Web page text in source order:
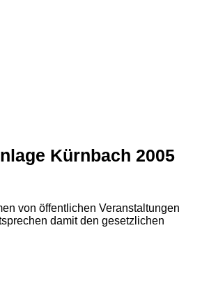
1 2
Kürnbach 2005
von öffentlichen Veranstaltungen
damit den gesetzlichen